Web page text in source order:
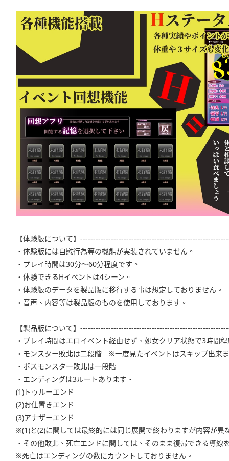
【体験版について】
・体験版には自慰行為等の機能が実装されていません。
・プレイ時間は30分～60分程度です。
・体験できるHイベントは4シーン。
・体験版のデータを製品版に移行する事は想定しておりません。
・音声、内容等は製品版のものを使用しております。
【製品版について】
・プレイ時間はエロイベント経由せず、処女クリア状態で3時間
・モンスター敗北は二段階 ※一度見たイベントはスキップ出来
・ボスモンスター敗北は一段階
・エンディングは3ルートあります・
(1)トゥルーエンド
(2)お仕置きエンド
(3)アナザーエンド
※(1)と(2)に関しては最終的には同じ展開で終わりますが内容が異
・その他敗北、死亡エンドに関しては、そのまま復帰できる導線
※死亡はエンディングの数にカウントしておりません。